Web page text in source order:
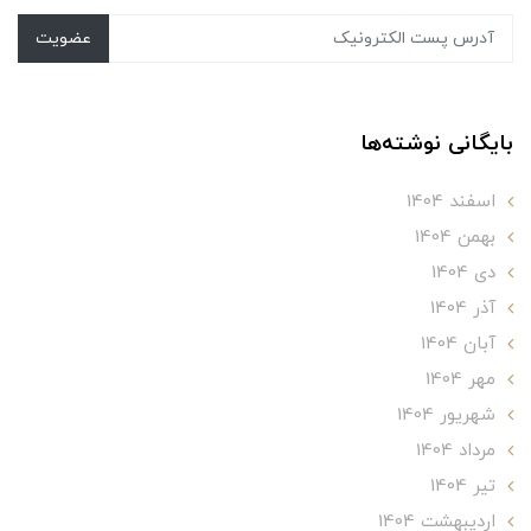
عضویت
بایگانی نوشته‌ها
اسفند 1404
بهمن 1404
دی 1404
آذر 1404
آبان 1404
مهر 1404
شهریور 1404
مرداد 1404
تير 1404
ارديبهشت 1404